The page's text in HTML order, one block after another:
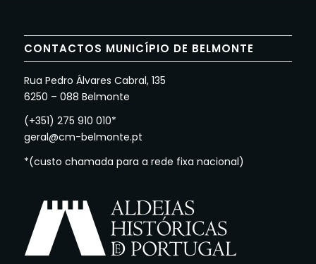
CONTACTOS MUNICÍPIO DE BELMONTE
Rua Pedro Álvares Cabral, 135
6250 – 088 Belmonte
(+351) 275 910 010*
geral@cm-belmonte.pt
*(custo chamada para a rede fixa nacional)